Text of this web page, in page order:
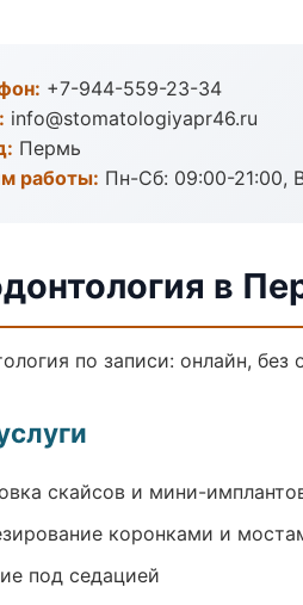
+7-944-559-23-34
info@stomatologiyapr46.ru
Пермь
работы: Пн-Сб: 09:00-21:00,
в
по записи: онлайн,
скайсов и мини-
коронками и
под седацией